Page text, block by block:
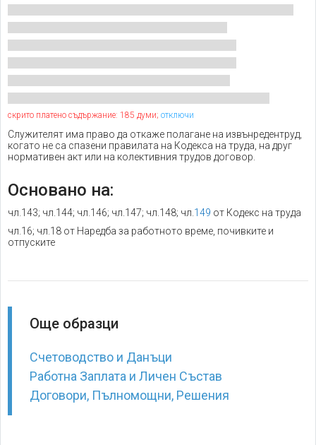
скрито платено съдържание: 185 думи; отключи
Служителят има право да откаже полагане на извънредентруд,
когато не са спазени правилата на Кодекса на труда, на друг
нормативен акт или на колективния трудов договор.
Основано на:
чл.143; чл.144; чл.146; чл.147; чл.148; чл.149 от Кодекс на труда
чл.16; чл.18 от Наредба за работното време, почивките и
отпуските
Още образци
Счетоводство и Данъци
Работна Заплата и Личен Състав
Договори, Пълномощни, Решения